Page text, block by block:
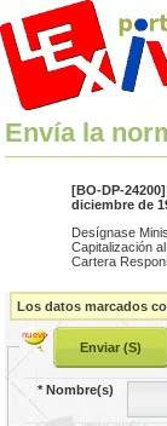
Envía la
[BO-DP-
diciembre de
Desígnase
Capitalización
Cartera
Los datos marcados
*Nombre(s)